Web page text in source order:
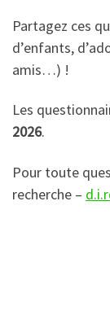
Partagez ces
d’enfants,
amis…) !
Les
2026.
Pour toute
recherche –